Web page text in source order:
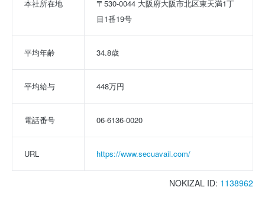
本社所在地
〒530-0044 大阪府大阪市北区東天満1丁
目1番19号
平均年齢 34.8歳
平均給与 448万円
電話番号 06-6136-0020
URL https://www.secuavail.com/
NOKIZAL ID: 1138962